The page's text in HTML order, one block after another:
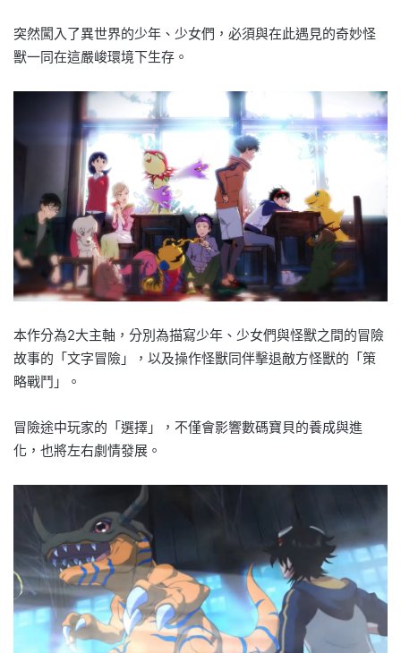
突然闖入了異世界的少年、少女們，必須與在此遇見的奇妙怪
獸一同在這嚴峻環境下生存。
本作分為2大主軸，分別為描寫少年、少女們與怪獸之間的冒險
故事的「文字冒險」，以及操作怪獸同伴擊退敵方怪獸的「策
略戰鬥」。
冒險途中玩家的「選擇」，不僅會影響數碼寶貝的養成與進
化，也將左右劇情發展。